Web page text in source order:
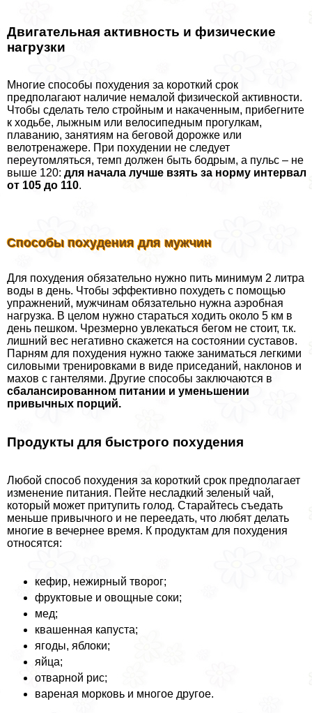
Двигательная активность и физические
нагрузки
Многие способы похудения за короткий срок
предполагают наличие немалой физической активности.
Чтобы сделать тело стройным и накаченным, прибегните
к ходьбе, лыжным или велосипедным прогулкам,
плаванию, занятиям на беговой дорожке или
велотренажере. При похудении не следует
переутомляться, темп должен быть бодрым, а пульс – не
выше 120: для начала лучше взять за норму интервал
от 105 до 110.
Способы похудения для мужчин
Для похудения обязательно нужно пить минимум 2 литра
воды в день. Чтобы эффективно похудеть с помощью
упражнений, мужчинам обязательно нужна аэробная
нагрузка. В целом нужно стараться ходить около 5 км в
день пешком. Чрезмерно увлекаться бегом не стоит, т.к.
лишний вес негативно скажется на состоянии суставов.
Парням для похудения нужно также заниматься легкими
силовыми тренировками в виде приседаний, наклонов и
махов с гантелями. Другие способы заключаются в
сбалансированном питании и уменьшении
привычных порций.
Продукты для быстрого похудения
Любой способ похудения за короткий срок предполагает
изменение питания. Пейте несладкий зеленый чай,
который может притупить голод. Старайтесь съедать
меньше привычного и не переедать, что любят делать
многие в вечернее время. К продуктам для похудения
относятся:
кефир, нежирный творог;
фруктовые и овощные соки;
мед;
квашенная капуста;
ягоды, яблоки;
яйца;
отварной рис;
вареная морковь и многое другое.